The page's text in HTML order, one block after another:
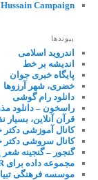
Campaign
پیوندها
اندروید اسلامی
اندیشه بر خط
پایگاه خبری جوان
خضری، شهر آرزوها
دانلود رام گوشی
راسخون – دانلود
قرآن آنلاین، بسیار
کانال آموزشی
کانال سروشی
گنجور – گنجینه
مجموعه داده برای OCR فارسی
موسسه فرهنگی